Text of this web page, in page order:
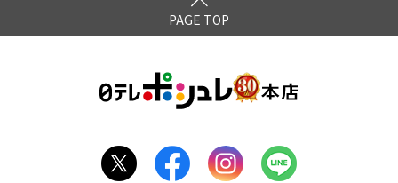
PAGE TOP